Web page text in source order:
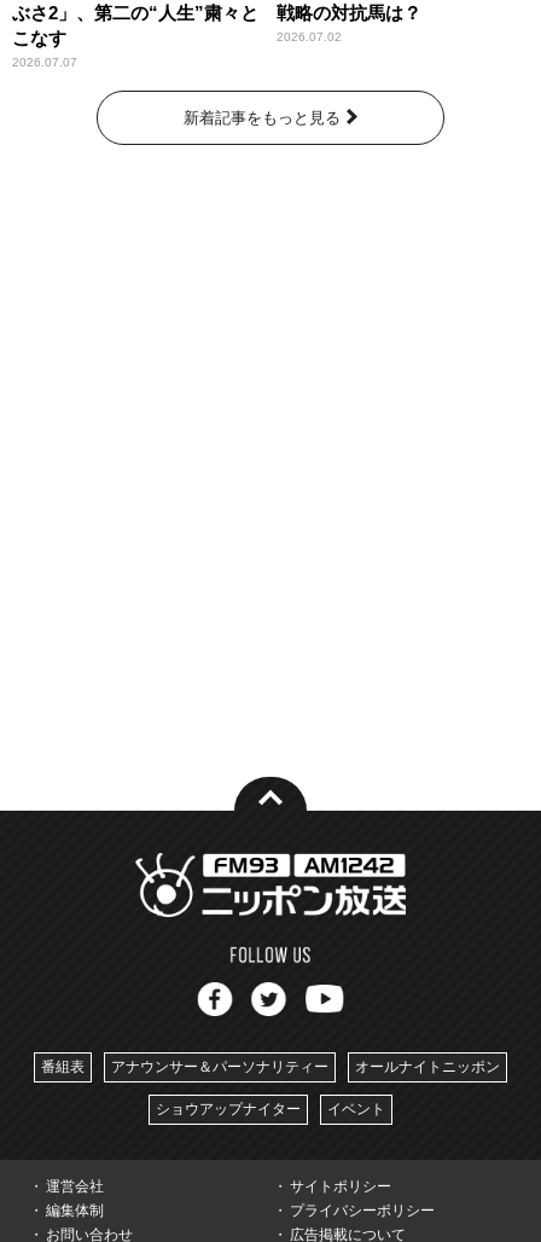
ぶさ2」、第二の“人生”粛々と
こなす
2026.07.07
戦略の対抗馬は？
2026.07.02
新着記事をもっと見る
番組表 アナウンサー＆パーソナリティー オールナイトニッポン
ショウアップナイター イベント
運営会社
サイトポリシー
編集体制
プライバシーポリシー
お問い合わせ
広告掲載について